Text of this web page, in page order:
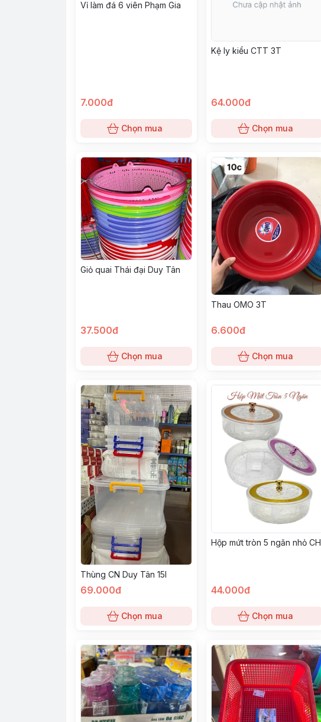
Vỉ làm đá 6 viên Phạm Gia
7.000đ
Chọn mua
Kệ ly kiểu CTT 3T
64.000đ
Chọn mua
Giỏ quai Thái đại Duy Tân
37.500đ
Chọn mua
Thau OMO 3T
6.600đ
Chọn mua
Thùng CN Duy Tân 15l
69.000đ
Chọn mua
Hộp mứt tròn 5 ngăn nhỏ CH
44.000đ
Chọn mua